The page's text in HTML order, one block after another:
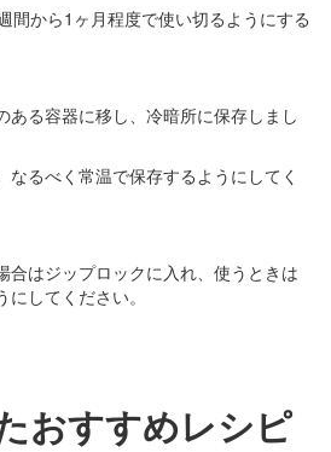
間から1ヶ月程度で使い切るようにする
ある容器に移し、冷暗所に保存しまし
るべく常温で保存するようにしてく
合はジップロックに入れ、使うときは
してください。
おすすめレシピ